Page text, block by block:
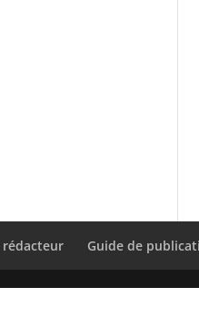
rédacteur Guide de